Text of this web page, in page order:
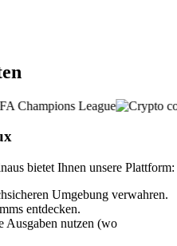
bietet Ihnen unsere Plattform:
Umgebung verwahren.
entdecken.
Ausgaben nutzen (wo